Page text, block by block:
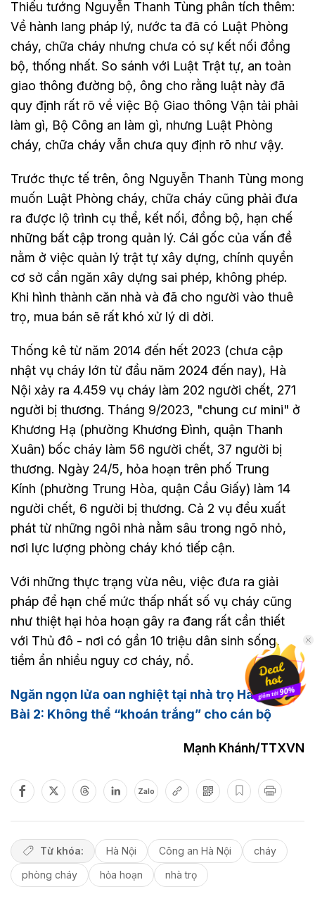
Thiếu tướng Nguyễn Thanh Tùng phân tích thêm:
Về hành lang pháp lý, nước ta đã có Luật Phòng
cháy, chữa cháy nhưng chưa có sự kết nối đồng
bộ, thống nhất. So sánh với Luật Trật tự, an toàn
giao thông đường bộ, ông cho rằng luật này đã
quy định rất rõ về việc Bộ Giao thông Vận tải phải
làm gì, Bộ Công an làm gì, nhưng Luật Phòng
cháy, chữa cháy vẫn chưa quy định rõ như vậy.
Trước thực tế trên, ông Nguyễn Thanh Tùng mong
muốn Luật Phòng cháy, chữa cháy cũng phải đưa
ra được lộ trình cụ thể, kết nối, đồng bộ, hạn chế
những bất cập trong quản lý. Cái gốc của vấn đề
nằm ở việc quản lý trật tự xây dựng, chính quyền
cơ sở cần ngăn xây dựng sai phép, không phép.
Khi hình thành căn nhà và đã cho người vào thuê
trọ, mua bán sẽ rất khó xử lý di dời.
Thống kê từ năm 2014 đến hết 2023 (chưa cập
nhật vụ cháy lớn từ đầu năm 2024 đến nay), Hà
Nội xảy ra 4.459 vụ cháy làm 202 người chết, 271
người bị thương. Tháng 9/2023, "chung cư mini" ở
Khương Hạ (phường Khương Đình, quận Thanh
Xuân) bốc cháy làm 56 người chết, 37 người bị
thương. Ngày 24/5, hỏa hoạn trên phố Trung
Kính (phường Trung Hòa, quận Cầu Giấy) làm 14
người chết, 6 người bị thương. Cả 2 vụ đều xuất
phát từ những ngôi nhà nằm sâu trong ngõ nhỏ,
nơi lực lượng phòng cháy khó tiếp cận.
Với những thực trạng vừa nêu, việc đưa ra giải
pháp để hạn chế mức thấp nhất số vụ cháy cũng
như thiệt hại hỏa hoạn gây ra đang rất cần thiết
với Thủ đô - nơi có gần 10 triệu dân sinh sống,
tiềm ẩn nhiều nguy cơ cháy, nổ.
Ngăn ngọn lửa oan nghiệt tại nhà trọ Hà Nội *
Bài 2: Không thể “khoán trắng” cho cán bộ
Mạnh Khánh/TTXVN
Zalo
Từ khóa: Hà Nội Công an Hà Nội
cháy
phòng cháy
hỏa hoạn nhà trọ